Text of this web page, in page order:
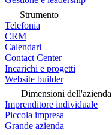
Strumento
Telefonia
CRM
Calendari
Contact Center
Incarichi e progetti
Website builder
Dimensioni dell'azienda
Imprenditore individuale
Piccola impresa
Grande azienda